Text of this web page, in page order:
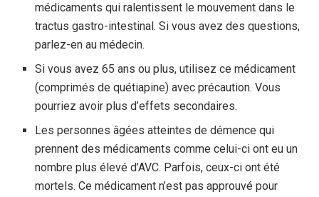
médicaments qui ralentissent le mouvement dans le
tractus gastro-intestinal. Si vous avez des questions,
parlez-en au médecin.
Si vous avez 65 ans ou plus, utilisez ce médicament
(comprimés de quétiapine) avec précaution. Vous
pourriez avoir plus d’effets secondaires.
Les personnes âgées atteintes de démence qui
prennent des médicaments comme celui-ci ont eu un
nombre plus élevé d’AVC. Parfois, ceux-ci ont été
mortels. Ce médicament n’est pas approuvé pour